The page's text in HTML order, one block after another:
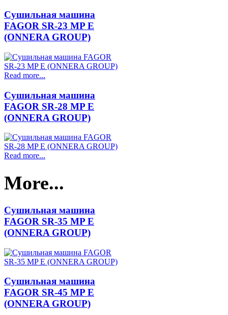
Сушильная машина
FAGOR SR-23 MP E
(ONNERA GROUP)
Read more...
Сушильная машина
FAGOR SR-28 MP E
(ONNERA GROUP)
Read more...
More...
Сушильная машина
FAGOR SR-35 MP E
(ONNERA GROUP)
Сушильная машина
FAGOR SR-45 MP E
(ONNERA GROUP)